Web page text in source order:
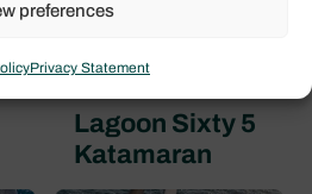
preferences
Privacy Statement
Lagoon Sixty 5
Katamaran